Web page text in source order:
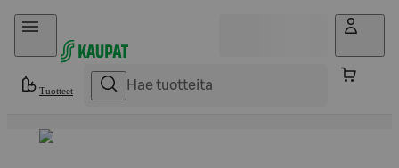
Hyppää sisältöön
Tuotteet